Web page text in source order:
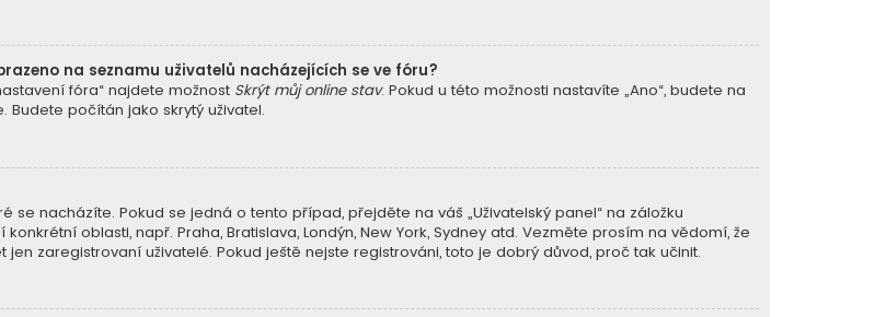
na seznamu uživatelů nacházejících se ve fóru?
fóra“ najdete možnost Skrýt můj online stav. Pokud u této možnosti nastavíte „Ano“, budete na
počítán jako skrytý uživatel.
se nacházíte. Pokud se jedná o tento případ, přejděte na váš „Uživatelský panel“ na záložku
oblasti, např. Praha, Bratislava, Londýn, New York, Sydney atd. Vezměte prosím na vědomí, že
zaregistrovaní uživatelé. Pokud ještě nejste registrováni, toto je dobrý důvod, proč tak učinit.